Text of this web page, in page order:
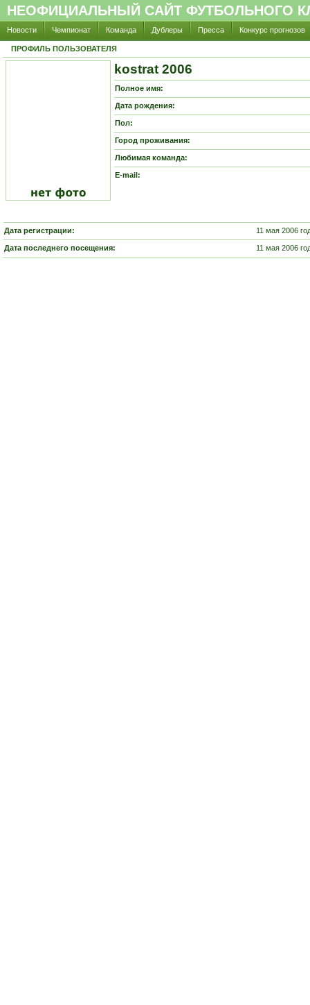
НЕОФИЦИАЛЬНЫЙ САЙТ ФУТБОЛЬНОГО
Новости Чемпионат Команда Дублеры Пресса Конкурс прогнозов
ПРОФИЛЬ ПОЛЬЗОВАТЕЛЯ
kostrat 2006
Полное имя:
Дата рождения:
Пол:
Город проживания:
Любимая команда:
E-mail:
Дата регистрации: 11 мая 2006
Дата последнего посещения: 11 мая 2006